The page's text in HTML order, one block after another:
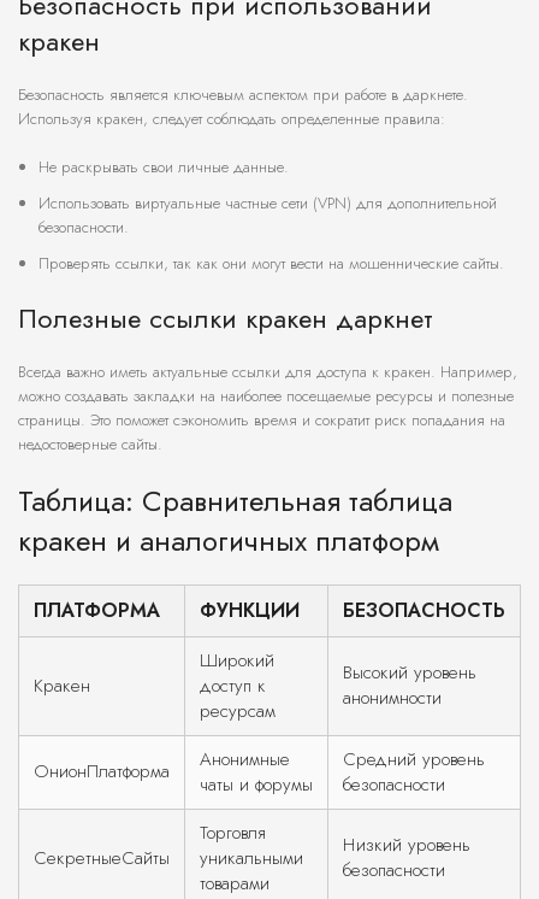
кракен
Безопасность является ключевым аспектом при работе в даркнете.
Используя кракен, следует соблюдать определенные правила:
Не раскрывать свои личные данные.
Использовать виртуальные частные сети (VPN) для дополнительной
безопасности.
Проверять ссылки, так как они могут вести на мошеннические сайты.
Полезные ссылки кракен даркнет
Всегда важно иметь актуальные ссылки для доступа к кракен. Например,
можно создавать закладки на наиболее посещаемые ресурсы и полезные
страницы. Это поможет сэкономить время и сократит риск попадания на
недостоверные сайты.
Таблица: Сравнительная таблица
кракен и аналогичных платформ
ПЛАТФОРМА ФУНКЦИИ БЕЗОПАСНОСТЬ
Кракен
Широкий
доступ к
ресурсам
Высокий уровень
анонимности
ОнионПлатформа
Анонимные
чаты и форумы
Средний уровень
безопасности
СекретныеСайты
Торговля
уникальными
товарами
Низкий уровень
безопасности